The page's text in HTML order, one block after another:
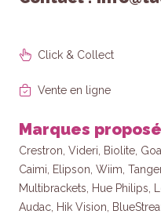
Click & Collect
Vente en ligne
Marques
Crestron, Videri, Biolite,
Caimi, Elipson, Wiim,
Multibrackets, Hue Philips,
Audac, Hik Vision,